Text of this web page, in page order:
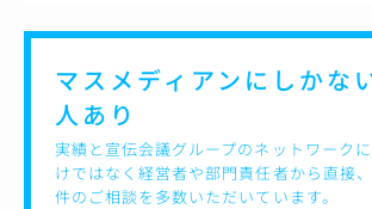
マスメディアンにしかな
人あり
実績と宣伝会議グループのネットワーク
けではなく経営者や部門責任者から直接
件のご相談を多数いただいています。